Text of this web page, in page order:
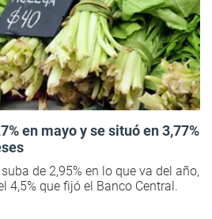
en mayo y se situó en 3,77%
de 2,95% en lo que va del año,
4,5% que fijó el Banco Central.